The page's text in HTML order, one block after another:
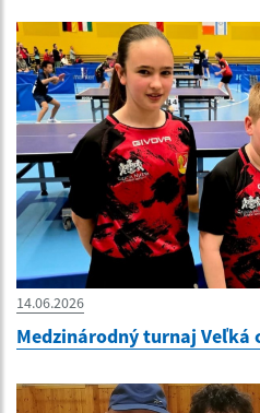
14.06.2026
Medzinárodný turnaj Veľká